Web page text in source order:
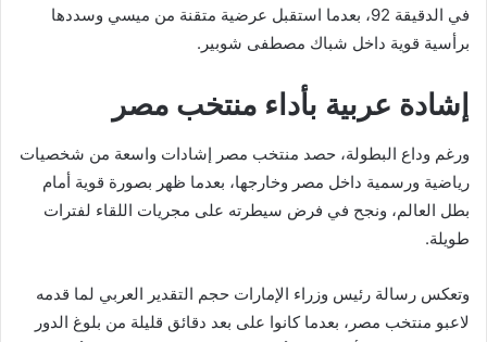
في الدقيقة 92، بعدما استقبل عرضية متقنة من ميسي وسددها
برأسية قوية داخل شباك مصطفى شوبير.
إشادة عربية بأداء منتخب مصر
ورغم وداع البطولة، حصد منتخب مصر إشادات واسعة من شخصيات
رياضية ورسمية داخل مصر وخارجها، بعدما ظهر بصورة قوية أمام
بطل العالم، ونجح في فرض سيطرته على مجريات اللقاء لفترات
طويلة.
وتعكس رسالة رئيس وزراء الإمارات حجم التقدير العربي لما قدمه
لاعبو منتخب مصر، بعدما كانوا على بعد دقائق قليلة من بلوغ الدور